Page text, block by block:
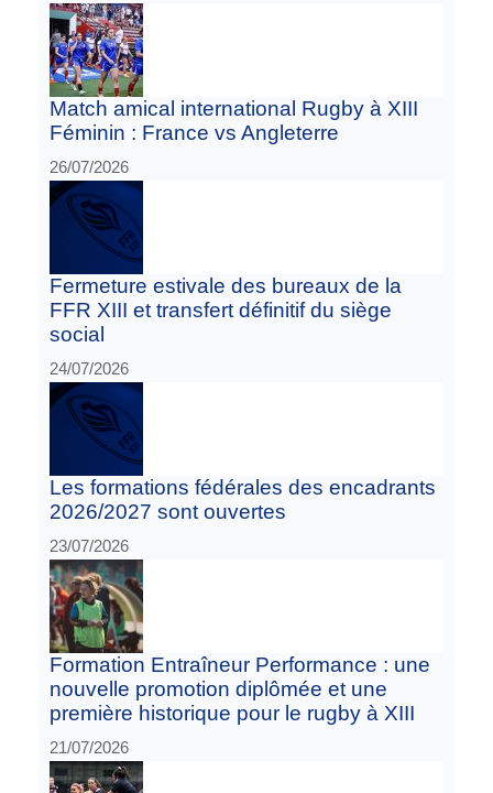
Match amical international Rugby à XIII
Féminin : France vs Angleterre
26/07/2026
Fermeture estivale des bureaux de la
FFR XIII et transfert définitif du siège
social
24/07/2026
Les formations fédérales des encadrants
2026/2027 sont ouvertes
23/07/2026
Formation Entraîneur Performance : une
nouvelle promotion diplômée et une
première historique pour le rugby à XIII
21/07/2026